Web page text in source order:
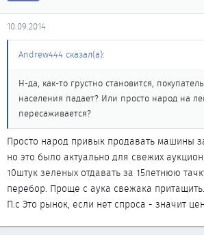
10.09.2014
Andrew444 сказал(а):
Н-да, как-то грустно становится,
населения падает? Или просто народ на
пересаживается?
Просто народ привык продавать машины
но это было актуально для свежих
10штук зеленых отдавать за 15летнюю
перебор. Проще с аука свежака притащить.
П.с Это рынок, если нет спроса - значит